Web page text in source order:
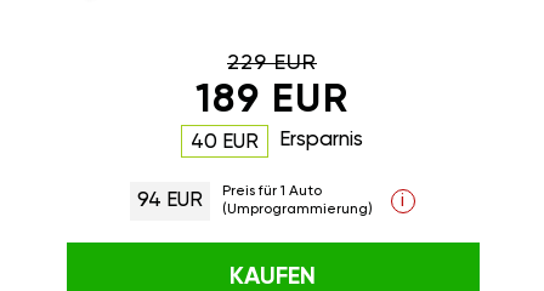
229 EUR
189 EUR
40 EUR Ersparnis
94 EUR
Preis für 1 Auto
(Umprogrammierung)
i
KAUFEN